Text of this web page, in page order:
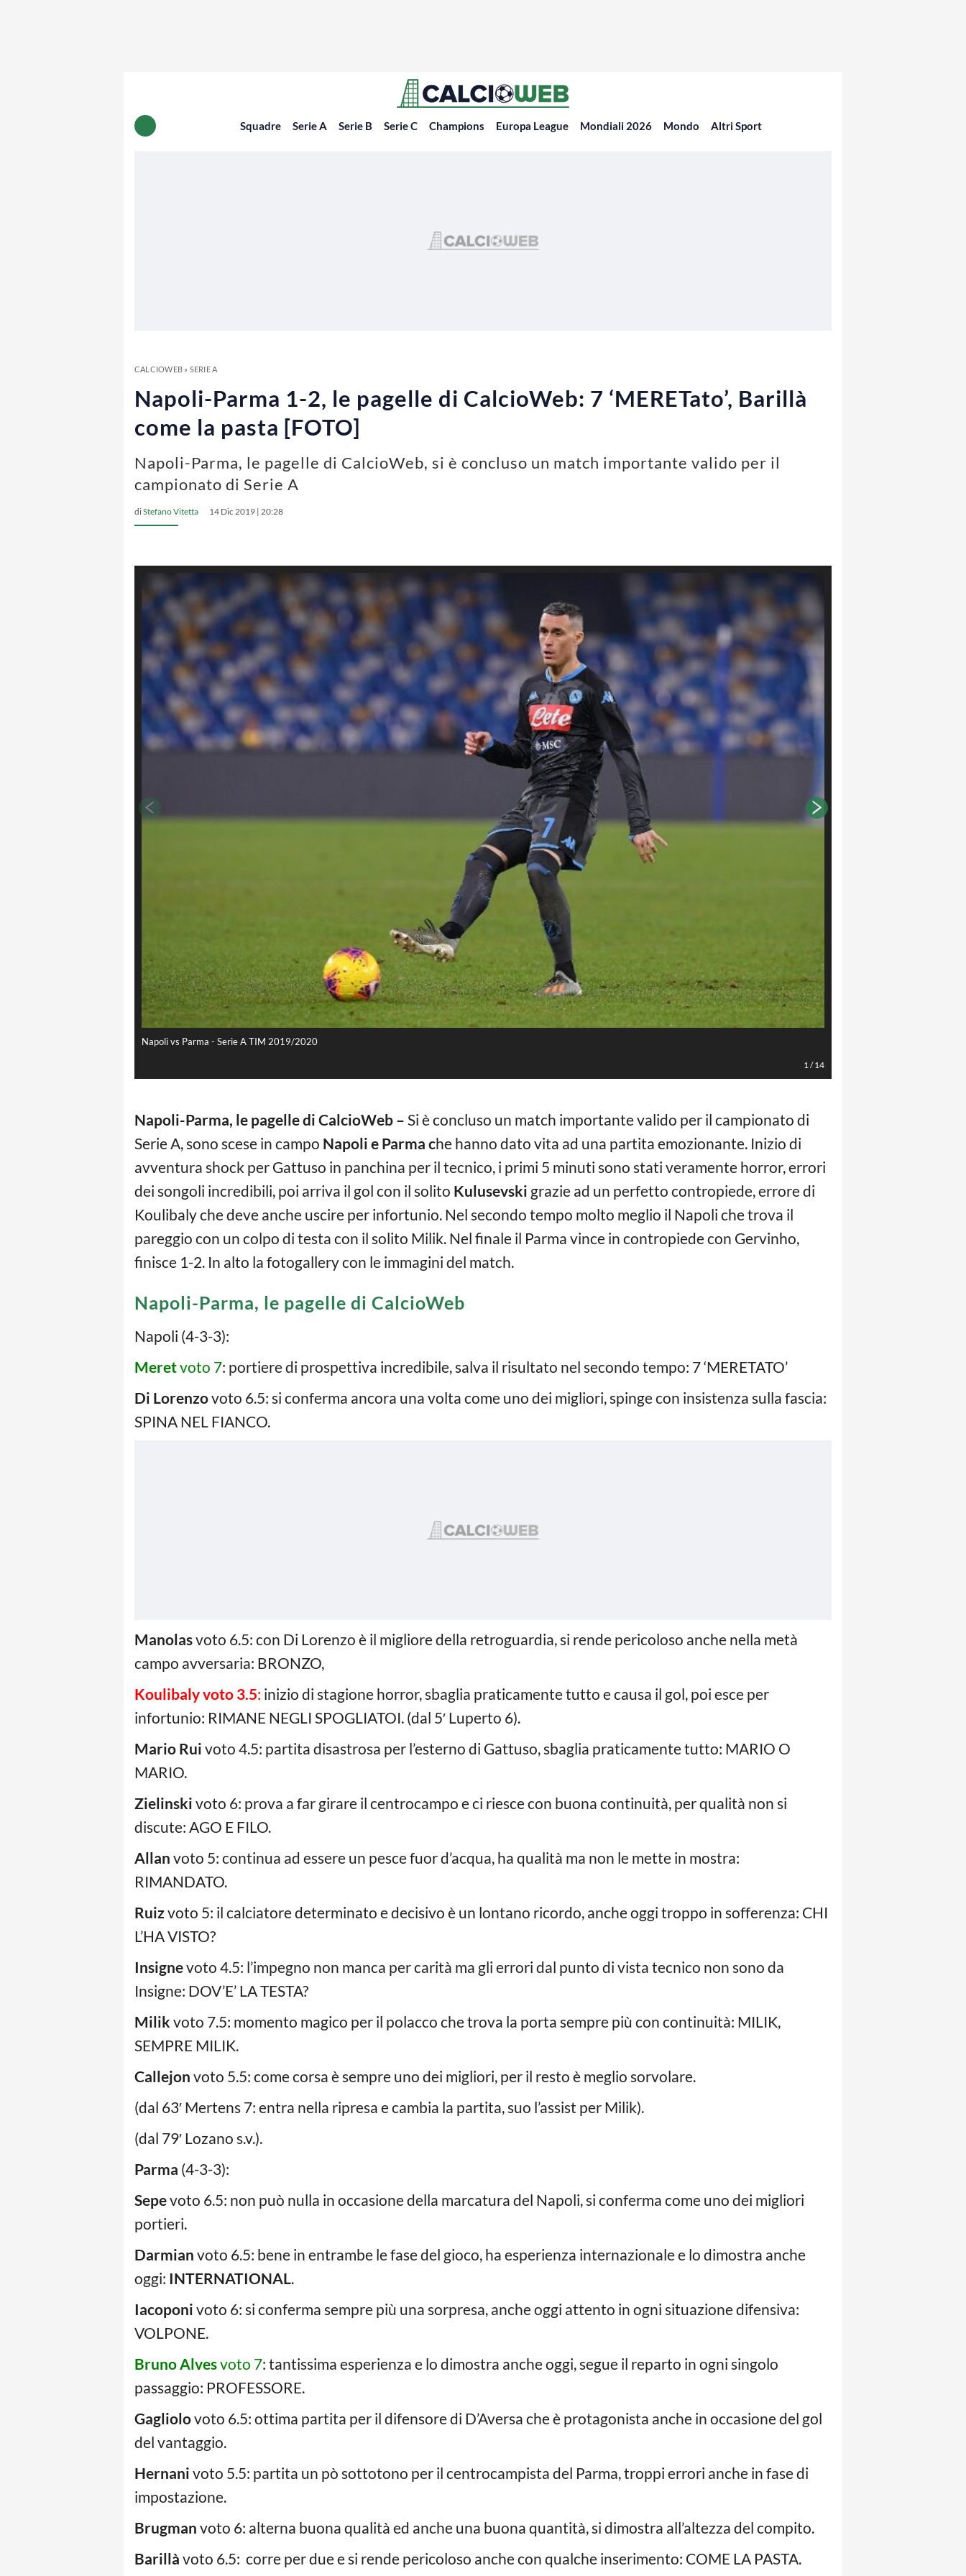
Squadre Serie A Serie B Serie C Champions Europa League Mondiali 2026 Mondo Altri Sport
CALCIOWEB» SERIE A
Napoli-Parma 1-2, le pagelle di CalcioWeb: 7 ‘MERETato’, Barillà
come la pasta [FOTO]
Napoli-Parma, le pagelle di CalcioWeb, si è concluso un match importante valido per il
campionato di Serie A
diStefano Vitetta 14 Dic 2019 | 20:28
Napoli vs Parma - Serie A TIM 2019/2020
1/14
Napoli-Parma, le pagelle di CalcioWeb – Si è concluso un match importante valido per il campionato di
Serie A, sono scese in campo Napoli e Parma che hanno dato vita ad una partita emozionante. Inizio di
avventura shock per Gattuso in panchina per il tecnico, i primi 5 minuti sono stati veramente horror, errori
dei songoli incredibili, poi arriva il gol con il solito Kulusevski grazie ad un perfetto contropiede, errore di
Koulibaly che deve anche uscire per infortunio. Nel secondo tempo molto meglio il Napoli che trova il
pareggio con un colpo di testa con il solito Milik. Nel finale il Parma vince in contropiede con Gervinho,
finisce 1-2. In alto la fotogallery con le immagini del match.
Napoli-Parma, le pagelle di CalcioWeb
Napoli (4-3-3):
Meretvoto 7: portiere di prospettiva incredibile, salva il risultato nel secondo tempo: 7 ‘MERETATO’
Di Lorenzovoto 6.5: si conferma ancora una volta come uno dei migliori, spinge con insistenza sulla fascia:
SPINA NEL FIANCO.
Manolasvoto 6.5: con Di Lorenzo è il migliore della retroguardia, si rende pericoloso anche nella metà
campo avversaria: BRONZO,
Koulibaly voto 3.5: inizio di stagione horror, sbaglia praticamente tutto e causa il gol, poi esce per
infortunio: RIMANE NEGLI SPOGLIATOI. (dal 5′ Luperto 6).
Mario Rui voto 4.5: partita disastrosa per l’esterno di Gattuso, sbaglia praticamente tutto: MARIO O
MARIO.
Zielinski voto 6: prova a far girare il centrocampo e ci riesce con buona continuità, per qualità non si
discute: AGO E FILO.
Allan voto 5: continua ad essere un pesce fuor d’acqua, ha qualità ma non le mette in mostra:
RIMANDATO.
Ruizvoto 5: il calciatore determinato e decisivo è un lontano ricordo, anche oggi troppo in sofferenza: CHI
L’HA VISTO?
Insignevoto 4.5: l’impegno non manca per carità ma gli errori dal punto di vista tecnico non sono da
Insigne: DOV’E’ LA TESTA?
Milik voto 7.5: momento magico per il polacco che trova la porta sempre più con continuità: MILIK,
SEMPRE MILIK.
Callejon voto 5.5: come corsa è sempre uno dei migliori, per il resto è meglio sorvolare.
(dal 63′ Mertens 7: entra nella ripresa e cambia la partita, suo l’assist per Milik).
(dal 79′ Lozano s.v.).
Parma (4-3-3):
Sepevoto 6.5: non può nulla in occasione della marcatura del Napoli, si conferma come uno dei migliori
portieri.
Darmian voto 6.5: bene in entrambe le fase del gioco, ha esperienza internazionale e lo dimostra anche
oggi: INTERNATIONAL.
Iacoponi voto 6: si conferma sempre più una sorpresa, anche oggi attento in ogni situazione difensiva:
VOLPONE.
Bruno Alvesvoto 7: tantissima esperienza e lo dimostra anche oggi, segue il reparto in ogni singolo
passaggio: PROFESSORE.
Gagliolovoto 6.5: ottima partita per il difensore di D’Aversa che è protagonista anche in occasione del gol
del vantaggio.
Hernani voto 5.5: partita un pò sottotono per il centrocampista del Parma, troppi errori anche in fase di
impostazione.
Brugman voto 6: alterna buona qualità ed anche una buona quantità, si dimostra all’altezza del compito.
Barillà voto 6.5: corre per due e si rende pericoloso anche con qualche inserimento: COME LA PASTA.